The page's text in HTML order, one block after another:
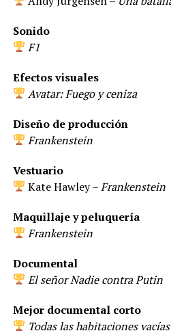
Sonido
F1
Efectos visuales
Avatar: Fuego y ceniza
Diseño de producción
Frankenstein
Vestuario
Kate Hawley –Frankenstein
Maquillaje y peluquería
Frankenstein
Documental
El señor Nadie contra Putin
Mejor documental corto
Todas las habitaciones vacías